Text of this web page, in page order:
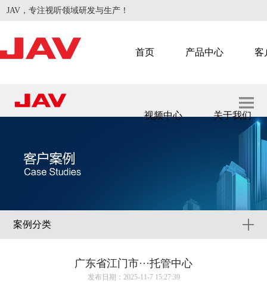
JAV，专注视听领域研发与生产！
首页 产品中心 客
视频中心 关于我们
案例分类
广东省江门市···托管中心
发布日期：2025-11-7 15:27:39